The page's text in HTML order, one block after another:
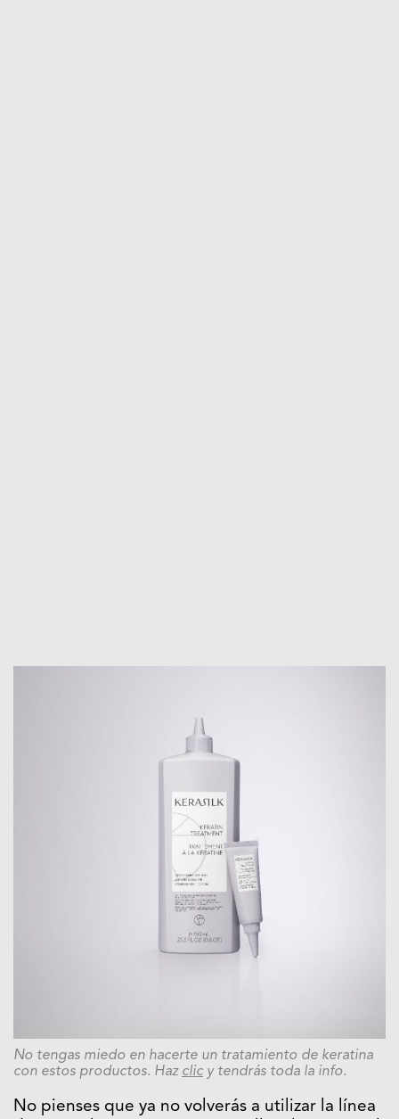
No tengas miedo en hacerte un tratamiento de keratina
con estos productos. Haz clic y tendrás toda la info.
No pienses que ya no volverás a utilizar la línea